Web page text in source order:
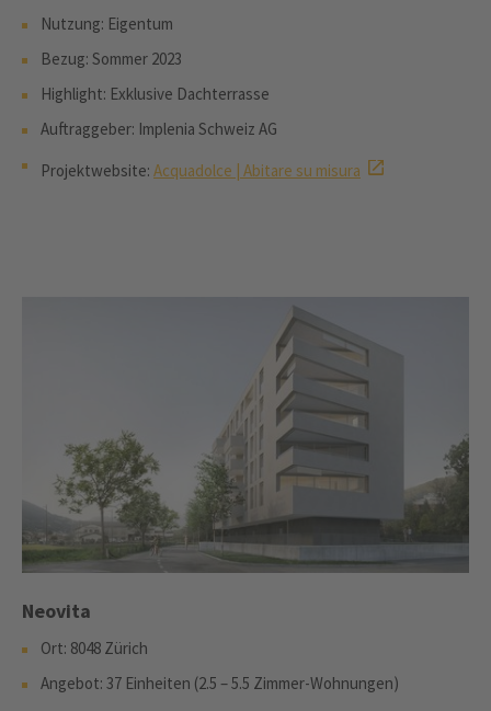
Nutzung: Eigentum
Bezug: Sommer 2023
Highlight: Exklusive Dachterrasse
Auftraggeber: Implenia Schweiz AG
Projektwebsite: Acquadolce | Abitare su misura
Neovita
Ort: 8048 Zürich
Angebot: 37 Einheiten (2.5 – 5.5 Zimmer-Wohnungen)